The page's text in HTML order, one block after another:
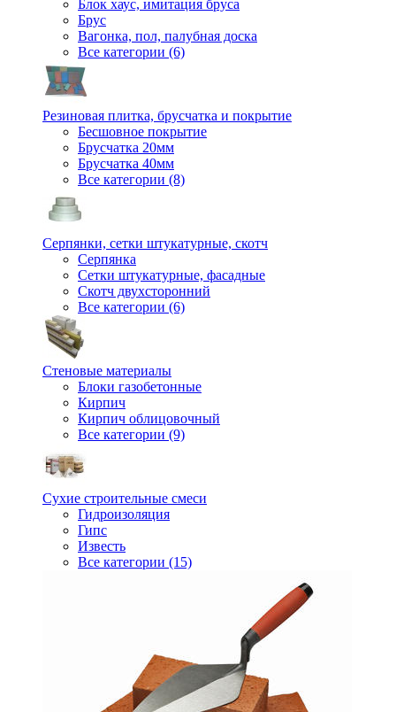
Блок хаус, имитация бруса
Брус
Вагонка, пол, палубная доска
Все категории (6)
Резиновая плитка, брусчатка и покрытие
Бесшовное покрытие
Брусчатка 20мм
Брусчатка 40мм
Все категории (8)
Серпянки, сетки штукатурные, скотч
Серпянка
Сетки штукатурные, фасадные
Скотч двухсторонний
Все категории (6)
Стеновые материалы
Блоки газобетонные
Кирпич
Кирпич облицовочный
Все категории (9)
Сухие строительные смеси
Гидроизоляция
Гипс
Известь
Все категории (15)